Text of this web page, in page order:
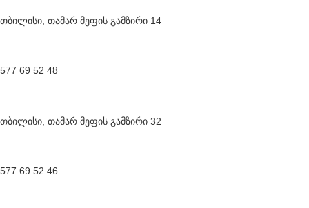
თბილისი, თამარ მეფის გამზირი 14
577 69 52 48
თბილისი, თამარ მეფის გამზირი 32
577 69 52 46